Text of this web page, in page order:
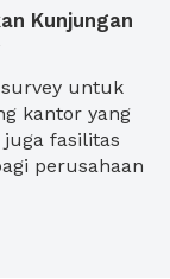
Kunjungan
untuk
kantor yang
fasilitas
perusahaan